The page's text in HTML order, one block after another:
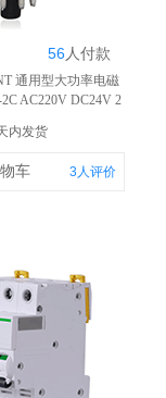
358个 56人付款
通用型大功率电磁
AC220V DC24V 2
内发货
车 3 人评价